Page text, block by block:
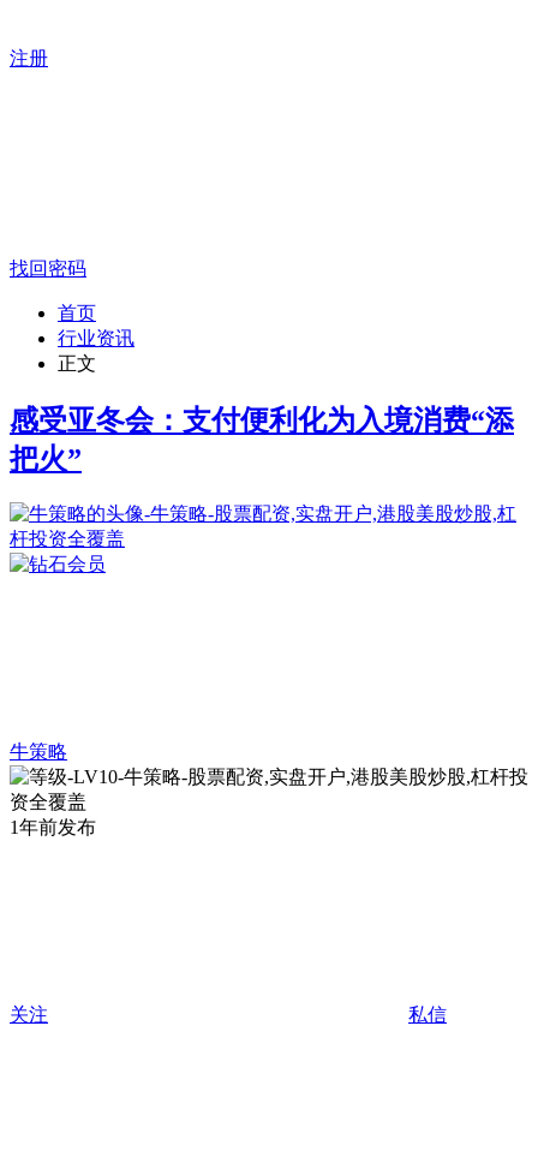
注册
找回密码
首页
行业资讯
正文
感受亚冬会：支付便利化为入境消费“添
把火”
牛策略
1年前发布
关注 私信